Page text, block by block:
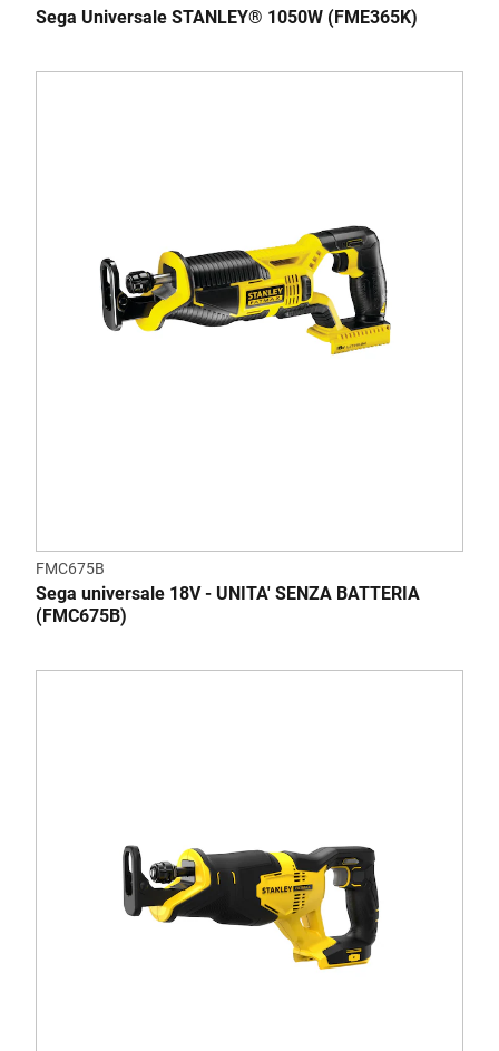
Sega Universale STANLEY® 1050W (FME365K)
FMC675B
Sega universale 18V - UNITA' SENZA BATTERIA
(FMC675B)